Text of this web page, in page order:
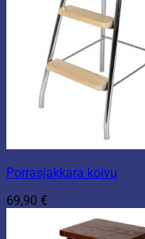
Porrasjakkara koivu
69,90 €